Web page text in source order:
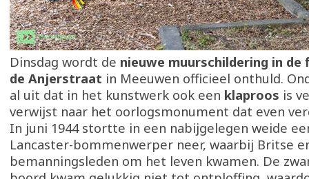
Dinsdag wordt de nieuwe muurschildering in
de Anjerstraat in Meeuwen officieel onthuld.
al uit dat in het kunstwerk ook een klaproos is
verwijst naar het oorlogsmonument dat even
In juni 1944 stortte in een nabijgelegen weide
Lancaster-bommenwerper neer, waarbij Britse
bemanningsleden om het leven kwamen. De